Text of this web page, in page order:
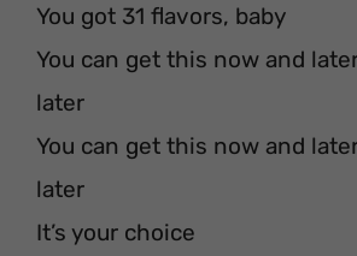
You got 31 flavors, baby
You can get this now and
later
You can get this now and
later
It’s your choice